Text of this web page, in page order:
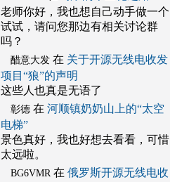
老师你好，我也想自己动手做一个
试试，请问您那边有相关讨论群
吗？
醋意大发在 关于开源无线电收发
项目“狼”的声明
这些人也真是无语了
彰德在 河顺镇奶奶山上的“太空
电梯”
景色真好，我也好想去看看，可惜
太远啦。
BG6VMR 在 俄罗斯开源无线电收